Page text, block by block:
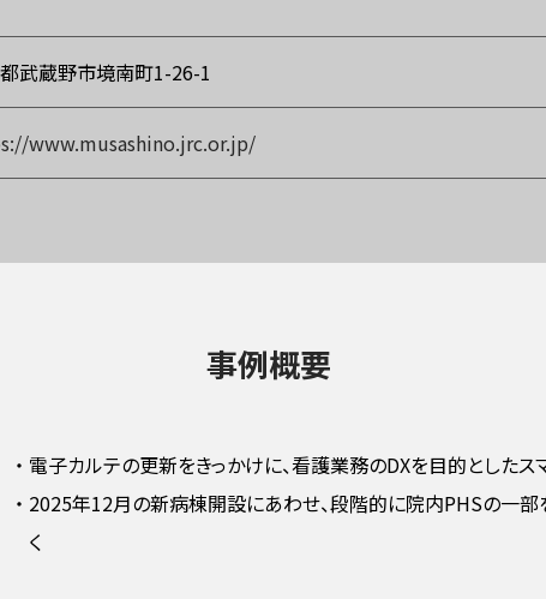
武蔵野市境南町1-26-1
www.musashino.jrc.or.jp/
事例概要
・ 電子カルテの更新をきっかけに、看護業務のDXを目的としたス
・ 2025年12月の新病棟開設にあわせ、段階的に院内PHSの一部
く